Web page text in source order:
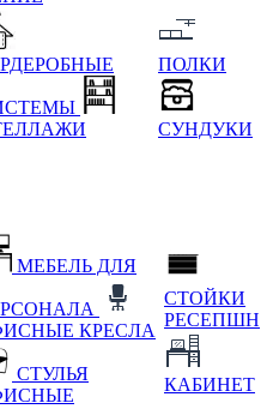
ПОЛКИ
СУНДУКИ
МЕБЕЛЬ ДЛЯ
КРЕСЛА
СТУЛЬЯ
СТОЙКИ
РЕСЕПШН
КАБИНЕТ